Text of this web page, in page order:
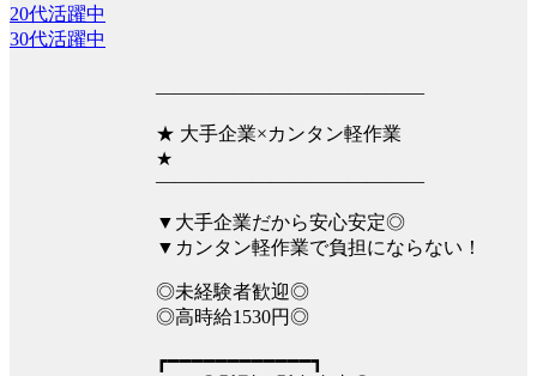
20代活躍中
30代活躍中
――――――――――――――
★ 大手企業×カンタン軽作業
★
――――――――――――――
▼大手企業だから安心安定◎
▼カンタン軽作業で負担にならない！
◎未経験者歓迎◎
◎高時給1530円◎
┏━━━━━━━━━━━━┓